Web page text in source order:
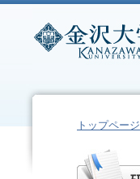
トップページ